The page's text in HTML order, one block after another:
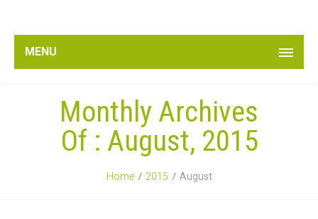
MENU
Monthly Archives
Of : August, 2015
Home 2015 August